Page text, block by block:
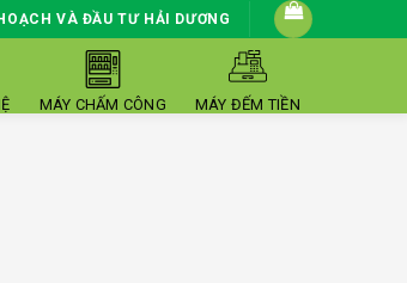
VÀ ĐẦU TƯ HẢI DƯƠNG
MÁY CHẤM CÔNG MÁY ĐẾM TIỀN